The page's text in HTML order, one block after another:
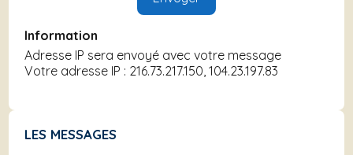
Information
Adresse IP sera envoyé avec votre message
Votre adresse IP : 216.73.217.150, 104.23.197.83
LES MESSAGES